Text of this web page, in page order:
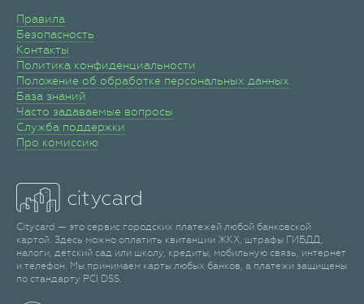
Правила
Безопасность
Контакты
Политика конфиденциальности
Положение об обработке персональных данных
База знаний
Часто задаваемые вопросы
Служба поддержки
Про комиссию
Citycard — это сервис городских платежей любой банковской
картой. Здесь можно оплатить квитанции ЖКХ, штрафы ГИБДД,
налоги, детский сад или школу, кредиты, мобильную связь, интернет
и телефон. Мы принимаем карты любых банков, а платежи защищены
по стандарту PCI DSS.